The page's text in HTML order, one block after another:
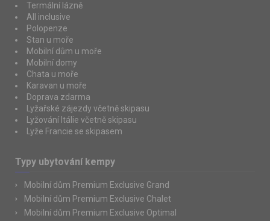
Termální lázně
All inclusive
Polopenze
Stan u moře
Mobilní dům u moře
Mobilní domy
Chata u moře
Karavan u moře
Doprava zdarma
Lyžařské zájezdy včetně skipasu
Lyžování Itálie včetně skipasu
Lyže Francie se skipasem
Typy ubytování kempy
Mobilní dům Premium Exclusive Grand
Mobilní dům Premium Exclusive Chalet
Mobilní dům Premium Exclusive Optimal